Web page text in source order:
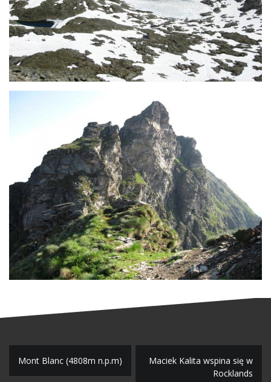
N
Mont Blanc (4808m n.p.m)
Maciek Kalita wspina się w
Rocklands